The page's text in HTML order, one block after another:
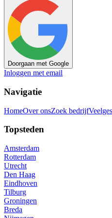
Doorgaan met Google
Inloggen met email
Navigatie
HomeOver onsZoek bedrijf
Topsteden
Amsterdam
Rotterdam
Utrecht
Den Haag
Eindhoven
Tilburg
Groningen
Breda